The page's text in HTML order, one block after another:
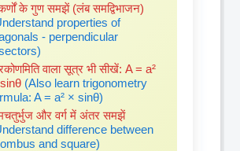
के गुण समझें (लंब समद्विभाजन)
properties of
- perpendicular
वाला सूत्र भी सीखें: A = a²
(Also learn trigonometry
A = a² × sinθ)
और वर्ग में अंतर समझें
difference between
and square)